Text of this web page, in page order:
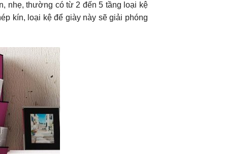
nhẹ, thường có từ 2 đến 5 tầng loại kệ
kín, loại kệ để giày này sẽ giải phóng